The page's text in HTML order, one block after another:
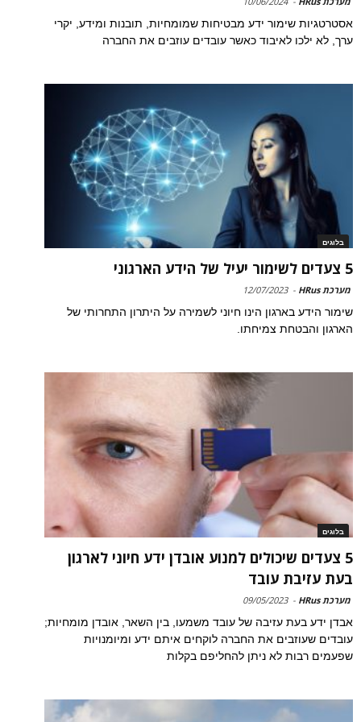
אסטרטגיות שימור ידע מבטיחות שמומחיות, תובנות ומידע, יקרי
ערך, לא ילכו לאיבוד כאשר עובדים עוזבים את החברה
בלוגים
5 צעדים לשימור יעיל של הידע הארגוני
מערכת HRus -
12/07/2023
שימור הידע בארגון הינו חיוני לשמירה על היתרון התחרותי של
הארגון והבטחת צמיחתו.
בלוגים
5 צעדים שיכולים למנוע אובדן ידע חיוני לארגון
בעת עזיבת עובד
מערכת HRus -
09/05/2023
אבדן ידע בעת עזיבה של עובד משמעו, בין השאר, אובדן מומחיות;
עובדים שעוזבים את החברה לוקחים איתם ידע ומיומנויות
שפעמים רבות לא ניתן להחליפם בקלות